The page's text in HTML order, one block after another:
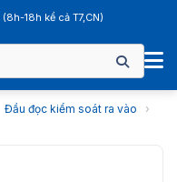
(8h-18h kể cả T7,CN)
Đầu đọc kiểm soát ra vào
›